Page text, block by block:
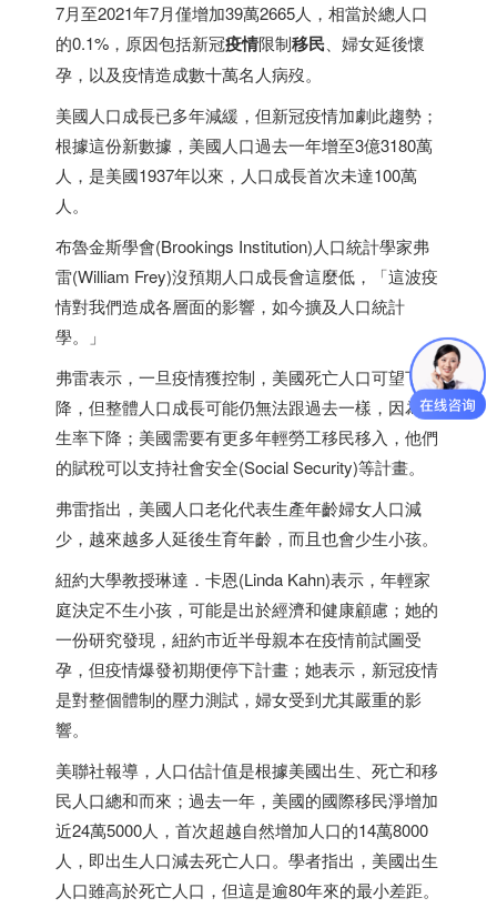
7月至2021年7月僅增加39萬2665人，相當於總人口
的0.1%，原因包括新冠疫情限制移民、婦女延後懷
孕，以及疫情造成數十萬名人病歿。
美國人口成長已多年減緩，但新冠疫情加劇此趨勢；
根據這份新數據，美國人口過去一年增至3億3180萬
人，是美國1937年以來，人口成長首次未達100萬
人。
布魯金斯學會(Brookings Institution)人口統計學家弗
雷(William Frey)沒預期人口成長會這麼低，「這波疫
情對我們造成各層面的影響，如今擴及人口統計
學。」
弗雷表示，一旦疫情獲控制，美國死亡人口可望下
降，但整體人口成長可能仍無法跟過去一樣，因為出
生率下降；美國需要有更多年輕勞工移民移入，他們
的賦稅可以支持社會安全(Social Security)等計畫。
弗雷指出，美國人口老化代表生產年齡婦女人口減
少，越來越多人延後生育年齡，而且也會少生小孩。
紐約大學教授琳達．卡恩(Linda Kahn)表示，年輕家
庭決定不生小孩，可能是出於經濟和健康顧慮；她的
一份研究發現，紐約市近半母親本在疫情前試圖受
孕，但疫情爆發初期便停下計畫；她表示，新冠疫情
是對整個體制的壓力測試，婦女受到尤其嚴重的影
響。
美聯社報導，人口估計值是根據美國出生、死亡和移
民人口總和而來；過去一年，美國的國際移民淨增加
近24萬5000人，首次超越自然增加人口的14萬8000
人，即出生人口減去死亡人口。學者指出，美國出生
人口雖高於死亡人口，但這是逾80年來的最小差距。